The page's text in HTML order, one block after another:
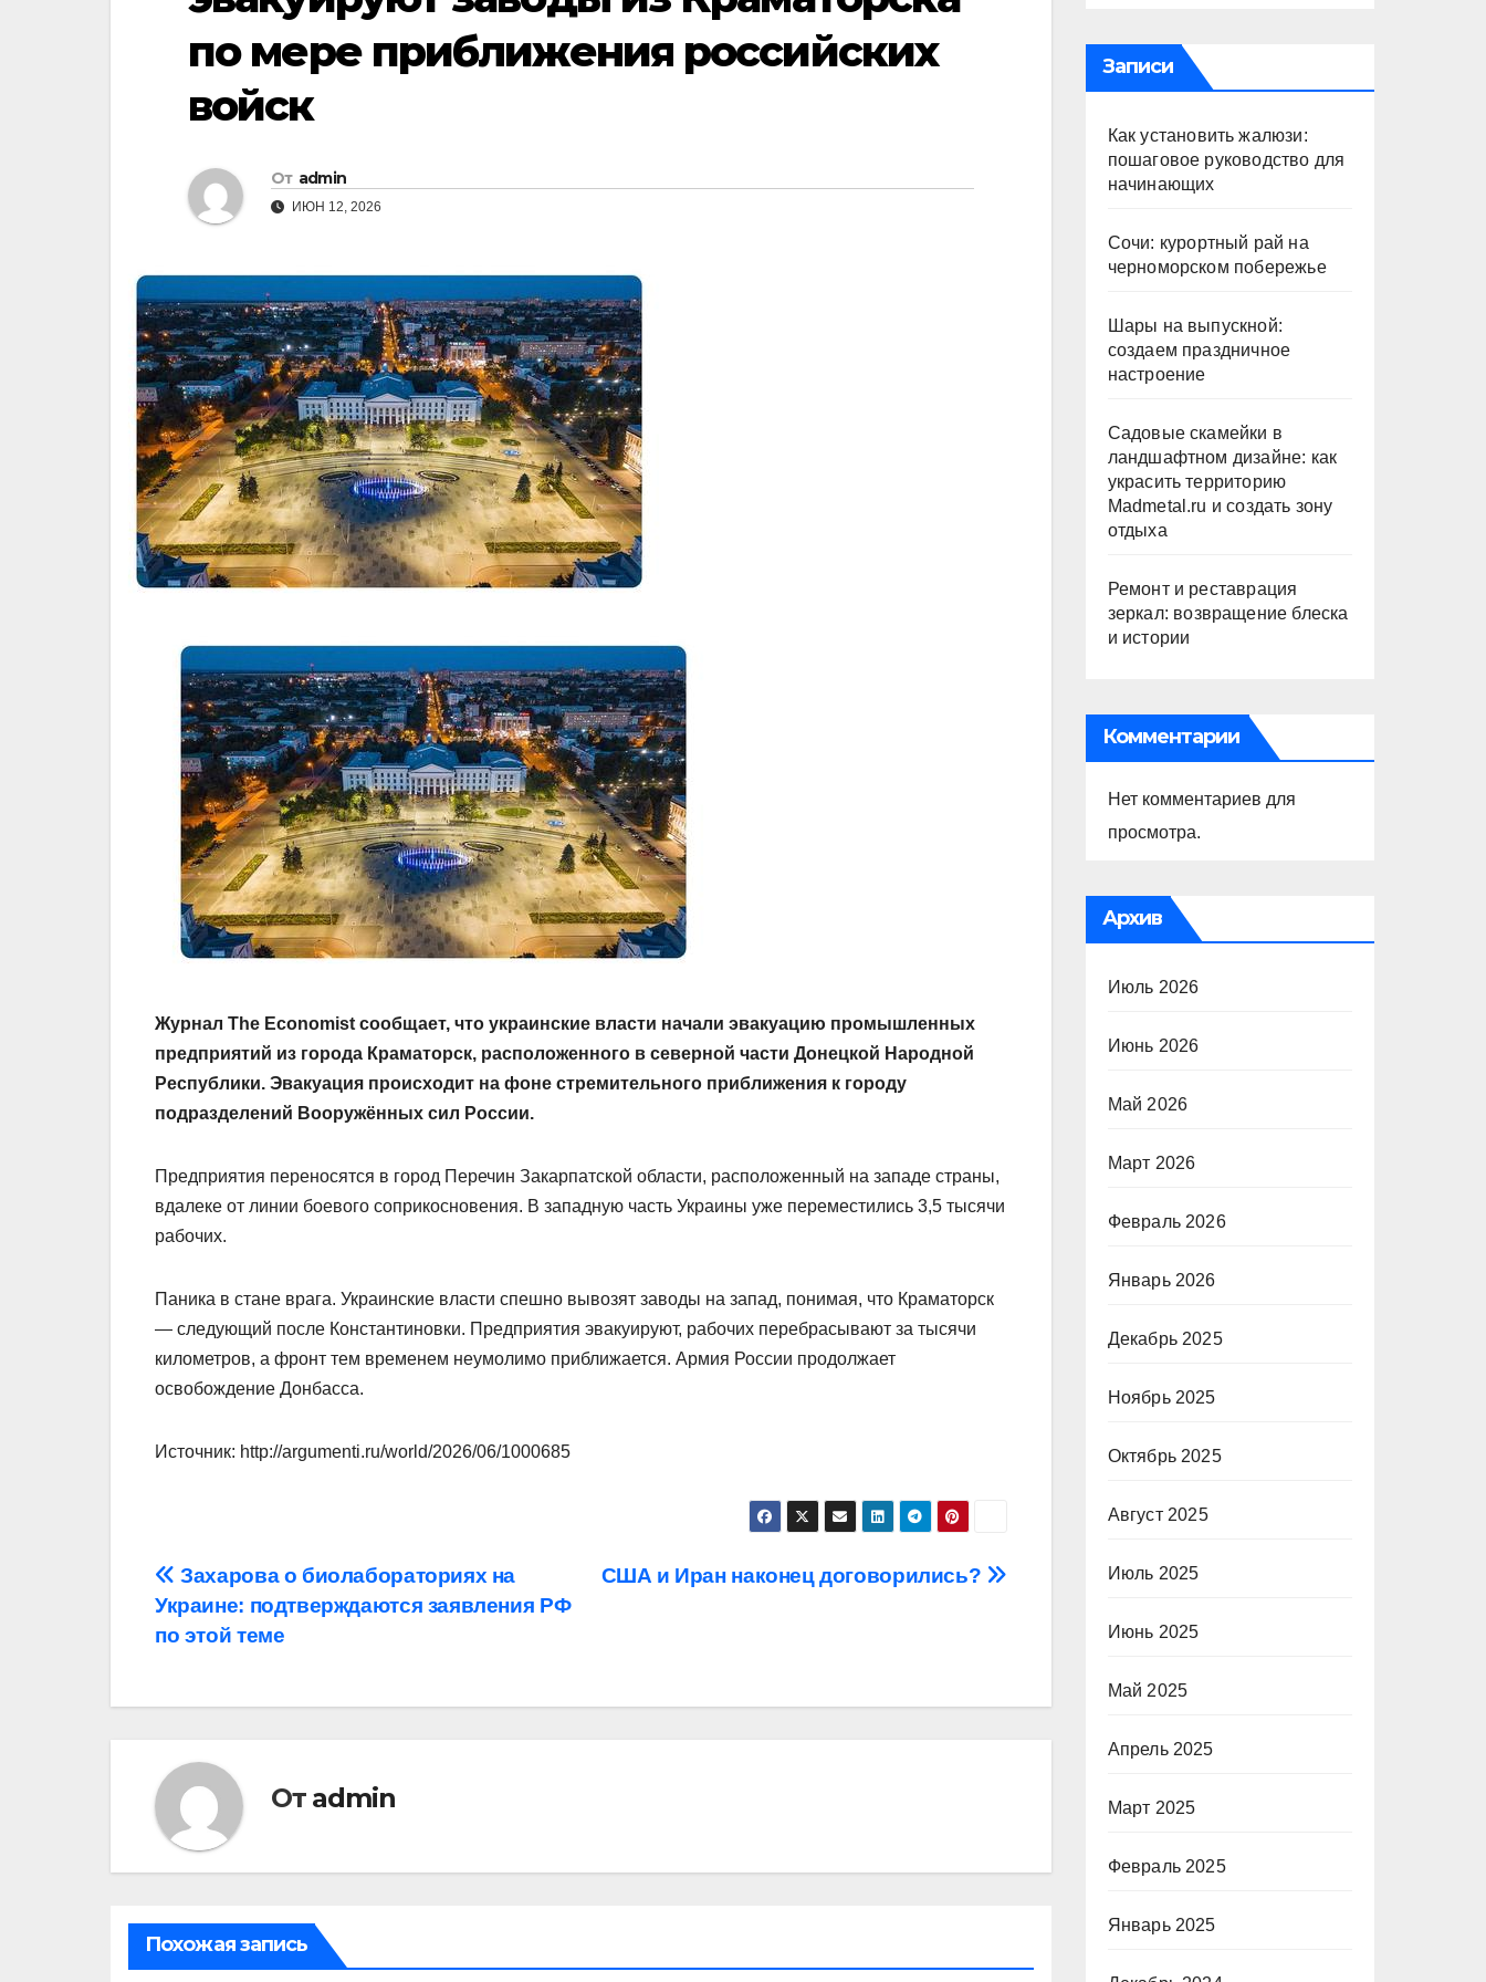
по мере приближения российских
войск
От admin
ИЮН 12, 2026
Журнал The Economist сообщает, что украинские власти начали эвакуацию промышленных
предприятий из города Краматорск, расположенного в северной части Донецкой Народной
Республики. Эвакуация происходит на фоне стремительного приближения к городу
подразделений Вооружённых сил России.
Предприятия переносятся в город Перечин Закарпатской области, расположенный на западе страны,
вдалеке от линии боевого соприкосновения. В западную часть Украины уже переместились 3,5 тысячи
рабочих.
Паника в стане врага. Украинские власти спешно вывозят заводы на запад, понимая, что Краматорск
— следующий после Константиновки. Предприятия эвакуируют, рабочих перебрасывают за тысячи
километров, а фронт тем временем неумолимо приближается. Армия России продолжает
освобождение Донбасса.
Источник: http://argumenti.ru/world/2026/06/1000685
Навигация
по
США и Иран наконец договорились?
Захарова о биолабораториях на
Украине: подтверждаются заявления РФ
по этой теме
От admin
Похожая запись
Записи
Как установить жалюзи:
пошаговое руководство для
начинающих
Сочи: курортный рай на
черноморском побережье
Шары на выпускной:
создаем праздничное
настроение
Садовые скамейки в
ландшафтном дизайне: как
украсить территорию
Madmetal.ru и создать зону
отдыха
Ремонт и реставрация
зеркал: возвращение блеска
и истории
Комментарии
Нет комментариев для
просмотра.
Архив
Июль 2026
Июнь 2026
Май 2026
Март 2026
Февраль 2026
Январь 2026
Декабрь 2025
Ноябрь 2025
Октябрь 2025
Август 2025
Июль 2025
Июнь 2025
Май 2025
Апрель 2025
Март 2025
Февраль 2025
Январь 2025